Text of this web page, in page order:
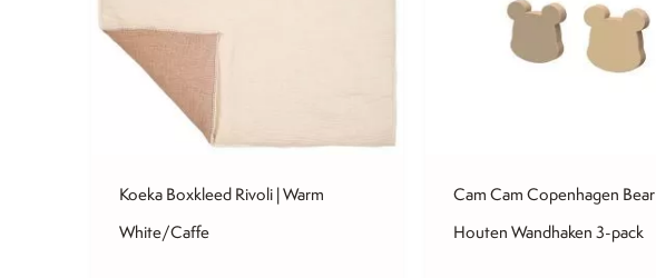
Koeka Boxkleed Rivoli | Warm
White/Caffe
Cam Cam Copenhagen Bear
Houten Wandhaken 3-pack